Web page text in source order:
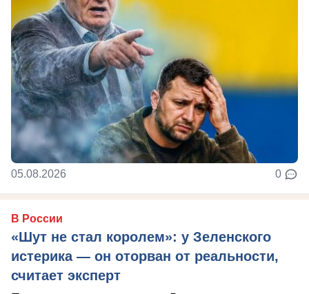
05.08.2026 0
В России
«Шут не стал королем»: у Зеленского
истерика — он оторван от реальности,
считает эксперт